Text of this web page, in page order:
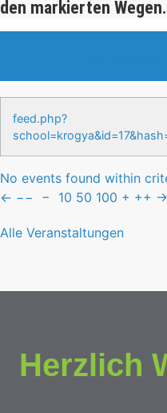
den markierten Wegen.
feed.php?
No events found within
← −− − 10 50 100 + ++ →
Alle Veranstaltungen
Herzlich